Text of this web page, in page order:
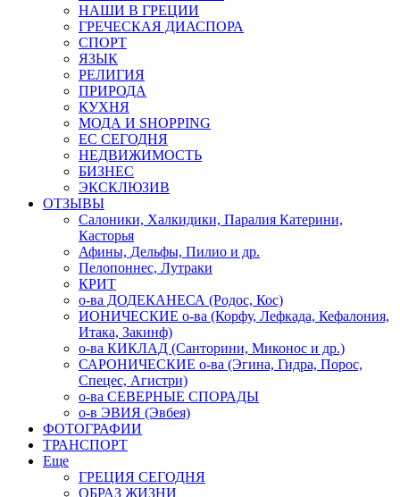
НАШИ В ГРЕЦИИ
ГРЕЧЕСКАЯ ДИАСПОРА
СПОРТ
ЯЗЫК
РЕЛИГИЯ
ПРИРОДА
КУХНЯ
МОДА И SHOPPING
ЕС СЕГОДНЯ
НЕДВИЖИМОСТЬ
БИЗНЕС
ЭКСКЛЮЗИВ
ОТЗЫВЫ
Салоники, Халкидики, Паралия Катерини,
Касторья
Афины, Дельфы, Пилио и др.
Пелопоннес, Лутраки
КРИТ
о-ва ДОДЕКАНЕСА (Родос, Кос)
ИОНИЧЕСКИЕ о-ва (Корфу, Лефкада, Кефалония,
Итака, Закинф)
о-ва КИКЛАД (Санторини, Миконос и др.)
САРОНИЧЕСКИЕ о-ва (Эгина, Гидра, Порос,
Спецес, Агистри)
о-ва СЕВЕРНЫЕ СПОРАДЫ
о-в ЭВИЯ (Эвбея)
ФОТОГРАФИИ
ТРАНСПОРТ
Еще
ГРЕЦИЯ СЕГОДНЯ
ОБРАЗ ЖИЗНИ